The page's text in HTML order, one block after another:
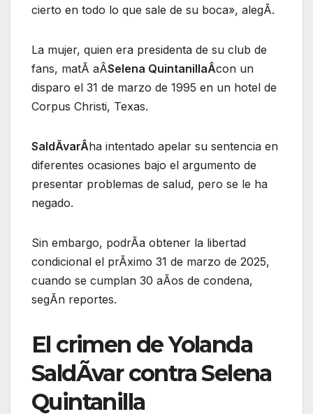
cierto en todo lo que sale de su boca», alegÃ.
La mujer, quien era presidenta de su club de
fans, matÃ aÂSelena QuintanillaÂcon un
disparo el 31 de marzo de 1995 en un hotel de
Corpus Christi, Texas.
SaldÃvarÂha intentado apelar su sentencia en
diferentes ocasiones bajo el argumento de
presentar problemas de salud, pero se le ha
negado.
Sin embargo, podrÃa obtener la libertad
condicional el prÃximo 31 de marzo de 2025,
cuando se cumplan 30 aÃos de condena,
segÃn reportes.
El crimen de Yolanda
SaldÃvar contra Selena
Quintanilla